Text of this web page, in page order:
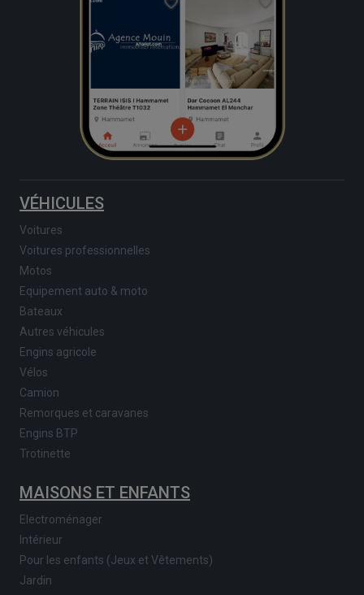
VÉHICULES
Voitures
Voitures professionnelles
Motos
Equipement auto & moto
Bateaux
Autres véhicules
Engins agricole
Vélos
Camion
Remorques et caravanes
Engins BTP
Trotinette
MAISONS ET ENFANTS
Electroménager
Intérieur
Pour les enfants (Jeux et Vêtements)
Jardin